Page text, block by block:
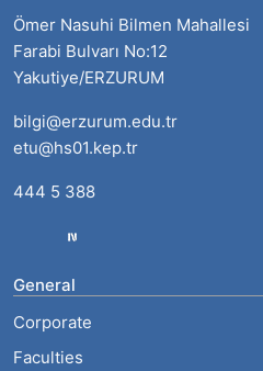
Ömer Nasuhi Bilmen Mahallesi
Farabi Bulvarı No:12
Yakutiye/ERZURUM
bilgi@erzurum.edu.tr
etu@hs01.kep.tr
444 5 388
General
Corporate
Faculties